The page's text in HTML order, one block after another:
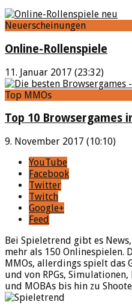
Neuerscheinungen
Online-Rollenspiele
11. Januar 2017 (23:32)
Top MMOs
Top 10 Browsergames
9. November 2017 (10:10)
YouTube
Facebook
Twitter
Twitch
Google+
Feed
Bei Spieletrend gibt es
mehr als 150 Onlinespielen.
MMOs, allerdings spielt das
und von RPGs,
und MOBAs bis hin zu